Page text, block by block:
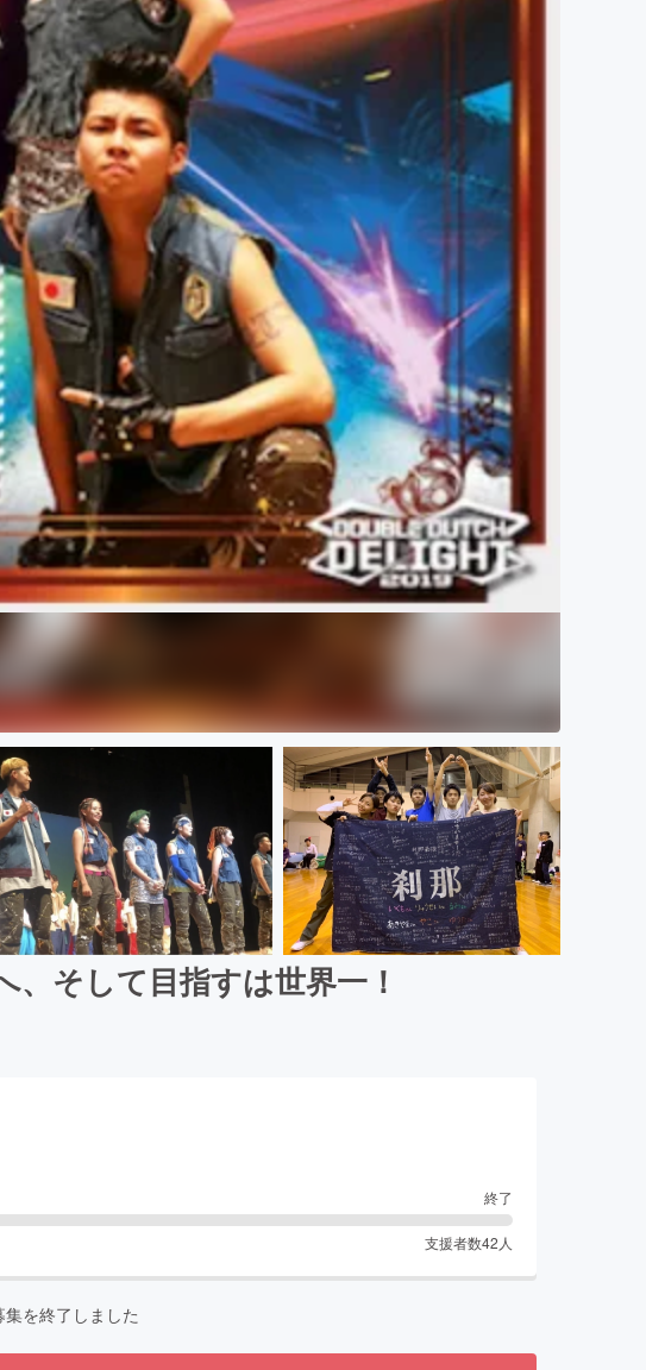
そして目指すは世界一！
終了
支援者数42 人
集を終了しました